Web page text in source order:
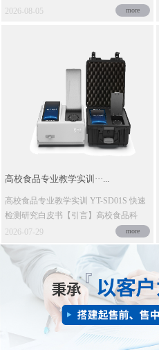
农残设备，···
2026-08-05 more
高校食品专业教学实训···...
高校食品专业教学实训 YT-SD01S 快速
检测研究白皮书【引言】高校食品科
学、园艺、畜牧···
2026-07-29 more